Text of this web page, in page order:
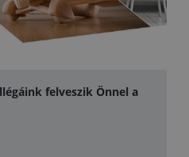
felveszik Önnel a